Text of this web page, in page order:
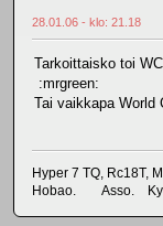
28.01.06 - klo: 21.18
Tarkoittaisko toi
:mrgreen:
Tai vaikkapa World
Hyper 7 TQ, Rc18T,
Hobao. Asso.